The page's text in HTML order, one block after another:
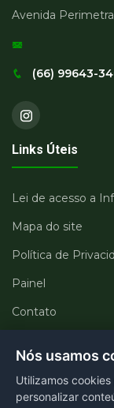
Avenida
(66) 99643-
Links Úteis
Lei de acesso a
Mapa do site
Política de
Painel
Contato
Departamentos
Portal
Nós usamos
Utilizamos
personalizar